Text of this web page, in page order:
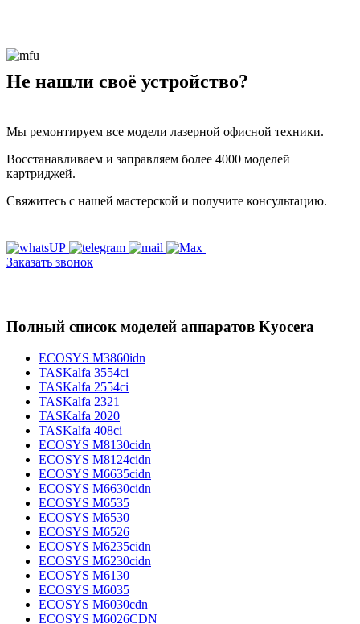
Не нашли своё устройство?
Мы ремонтируем все модели лазерной офисной техники.
Восстанавливаем и заправляем более 4000 моделей
картриджей.
Свяжитесь с нашей мастерской и получите консультацию.
Заказать звонок
Полный список моделей аппаратов Kyocera
ECOSYS M3860idn
TASKalfa 3554ci
TASKalfa 2554ci
TASKalfa 2321
TASKalfa 2020
TASKalfa 408ci
ECOSYS M8130cidn
ECOSYS M8124cidn
ECOSYS M6635cidn
ECOSYS M6630cidn
ECOSYS M6535
ECOSYS M6530
ECOSYS M6526
ECOSYS M6235cidn
ECOSYS M6230cidn
ECOSYS M6130
ECOSYS M6035
ECOSYS M6030cdn
ECOSYS M6026CDN